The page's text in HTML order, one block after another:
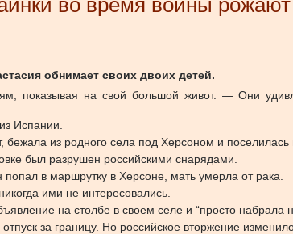
во время войны
обнимает своих двоих детей.
показывая на свой большой живот. — Они
Испании.
из родного села под Херсоном и
был разрушен российскими снарядами.
в маршрутку в Херсоне, мать умерла от рака.
ими не интересовались.
на столбе в своем селе и “просто набрала
за границу. Но российское вторжение